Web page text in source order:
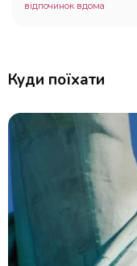
відпочинок вдома
Куди поїхати